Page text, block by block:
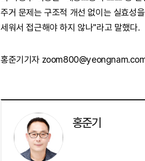
주거 문제는 구조적 개선 없이는 실효성
세워서 접근해야 하지 않나"라고 말했다.
홍준기기자
홍준기